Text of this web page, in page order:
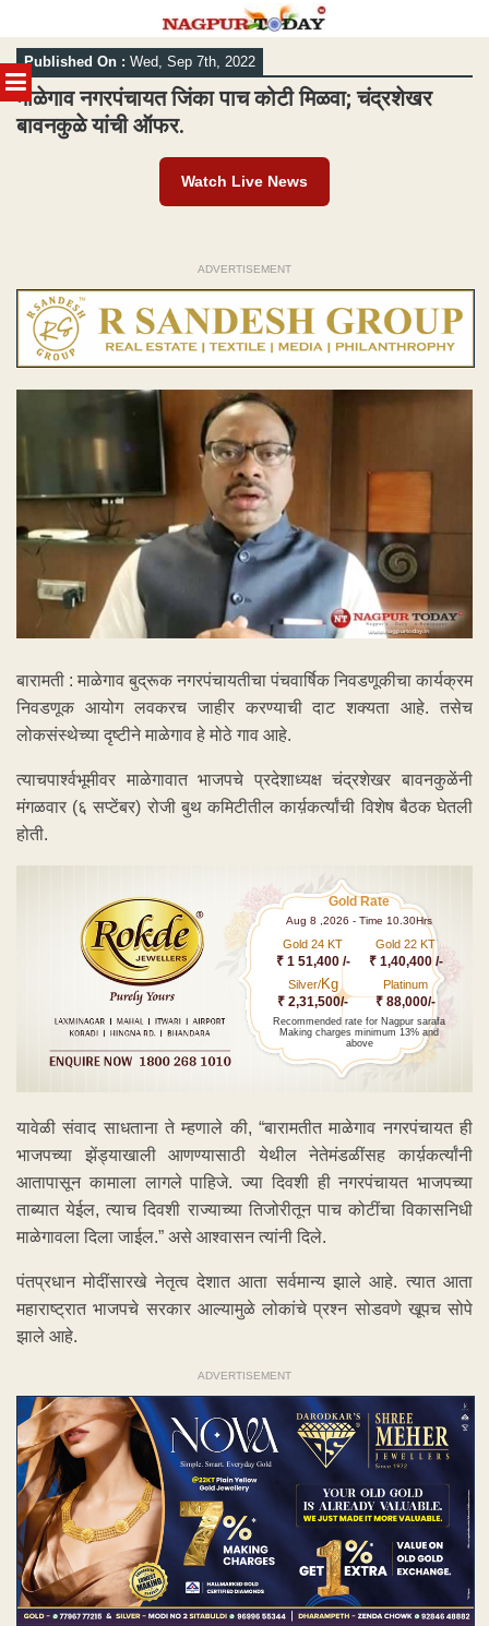
MENU
Skip
to
content
Published On : Wed, Sep 7th, 2022
माळेगाव नगरपंचायत जिंका पाच कोटी मिळवा; चंद्रशेखर
बावनकुळे यांची ऑफर.
Watch Live News
ADVERTISEMENT
बारामती : माळेगाव बुद्रूक नगरपंचायतीचा पंचवार्षिक निवडणूकीचा कार्यक्रम
निवडणूक आयोग लवकरच जाहीर करण्याची दाट शक्यता आहे. तसेच
लोकसंस्थेच्या दृष्टीने माळेगाव हे मोठे गाव आहे.
त्याचपार्श्वभूमीवर माळेगावात भाजपचे प्रदेशाध्यक्ष चंद्रशेखर बावनकुळेंनी
मंगळवार (६ सप्टेंबर) रोजी बुथ कमिटीतील कार्य़कर्त्यांची विशेष बैठक घेतली
होती.
Gold Rate
Aug 8 ,2026 - Time 10.30Hrs
Gold 24 KT
₹ 1 51,400 /-
Gold 22 KT
₹ 1,40,400 /-
Silver/Kg
₹ 2,31,500/-
Platinum
₹ 88,000/-
Recommended rate for Nagpur sarafa
Making charges minimum 13% and
above
यावेळी संवाद साधताना ते म्हणाले की, “बारामतीत माळेगाव नगरपंचायत ही
भाजपच्या झेंड्याखाली आणण्यासाठी येथील नेतेमंडळींसह कार्य़कर्त्यांनी
आतापासून कामाला लागले पाहिजे. ज्या दिवशी ही नगरपंचायत भाजपच्या
ताब्यात येईल, त्याच दिवशी राज्याच्या तिजोरीतून पाच कोटींचा विकासनिधी
माळेगावला दिला जाईल.” असे आश्वासन त्यांनी दिले.
पंतप्रधान मोदींसारखे नेतृत्व देशात आता सर्वमान्य झाले आहे. त्यात आता
महाराष्ट्रात भाजपचे सरकार आल्यामुळे लोकांचे प्रश्न सोडवणे खूपच सोपे
झाले आहे.
ADVERTISEMENT